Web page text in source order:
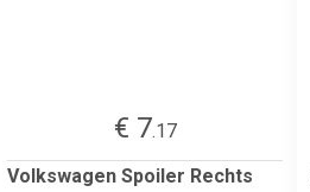
€ 7.17
Volkswagen Spoiler Rechts